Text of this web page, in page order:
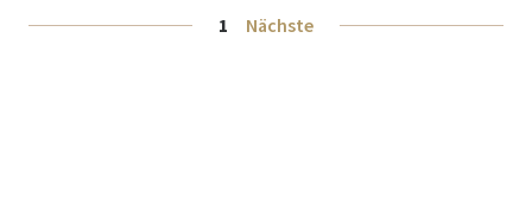
Seitennummerierung der Beiträge
1 Nächste